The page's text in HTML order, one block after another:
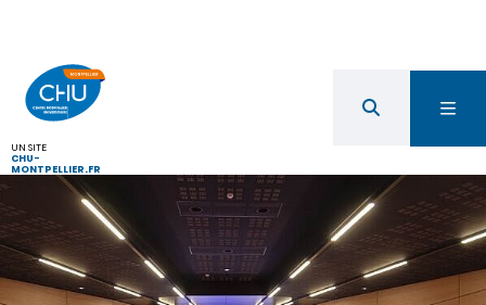
UN SITE
CHU-
MONTPELLIER.FR